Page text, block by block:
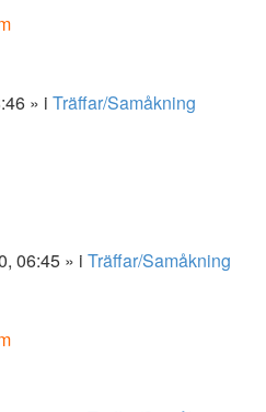
» i Träffar/Samåkning
06:45 » i Träffar/Samåkning